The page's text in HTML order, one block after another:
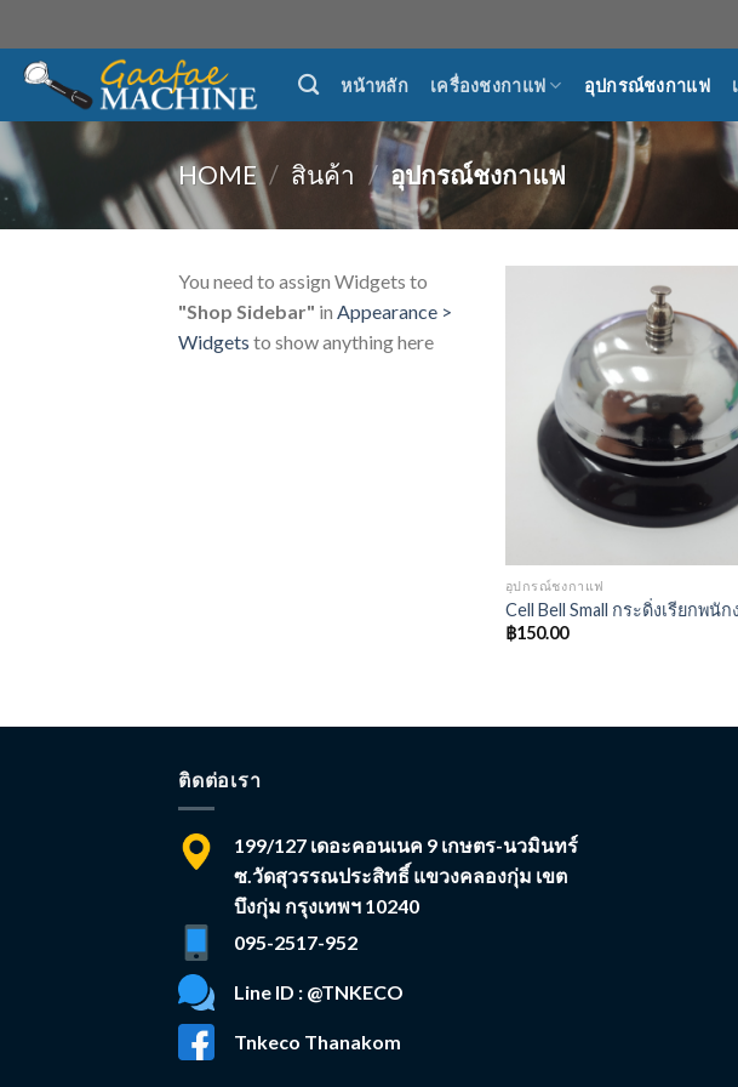
to
content
หน้าหลัก เครื่องชงกาแฟ อุปกรณ์ชงกาแฟ
HOME / สินค้า / อุปกรณ์ชงกาแฟ
You need to assign Widgets to
"Shop Sidebar" in Appearance >
Widgets to show anything here
อุปกรณ์ชงกาแฟ
Cell Bell Small กระดิ่งเรียกพนัก
฿150.00
ติดต่อเรา
199/127 เดอะคอนเนค 9 เกษตร-นวมินทร์
ซ.วัดสุวรรณประสิทธิ์ แขวงคลองกุ่ม เขต
บึงกุ่ม กรุงเทพฯ 10240
095-2517-952
Line ID : @TNKECO
Tnkeco Thanakom